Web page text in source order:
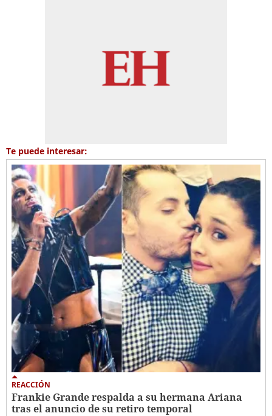
Te puede interesar:
REACCIÓN
Frankie Grande respalda a su hermana Ariana
tras el anuncio de su retiro temporal